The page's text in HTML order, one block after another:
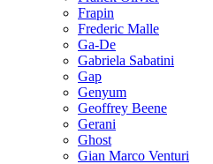
Frapin
Frederic Malle
Ga-De
Gabriela Sabatini
Gap
Genyum
Geoffrey Beene
Gerani
Ghost
Gian Marco Venturi